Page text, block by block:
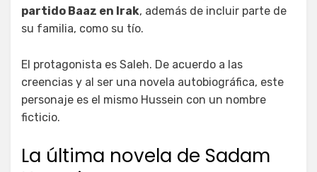
partido Baaz en Irak, además de incluir parte de
su familia, como su tío.
El protagonista es Saleh. De acuerdo a las
creencias y al ser una novela autobiográfica, este
personaje es el mismo Hussein con un nombre
ficticio.
La última novela de Sadam